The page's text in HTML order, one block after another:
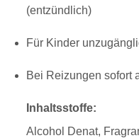
(entzündlich)
Für Kinder
Bei Reizungen sofort
Inhaltsstoffe:
Alcohol Denat,